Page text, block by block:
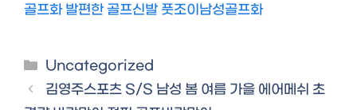
골프화 발편한 골프신발 풋조이남성골프화
Categories
Uncategorized
김영주스포츠 S/S 남성 봄 여름 가을 에어메쉬 초